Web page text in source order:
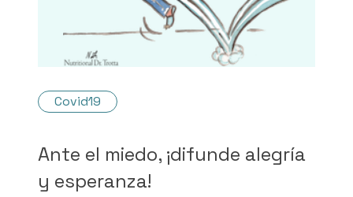
Covid19
Ante el miedo, ¡difunde alegría
y esperanza!